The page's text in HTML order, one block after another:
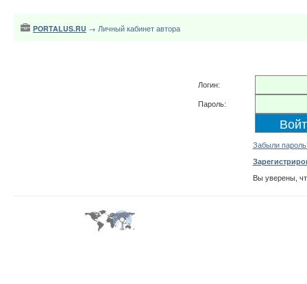
PORTALUS.RU → Личный кабинет автора
Логин:
Пароль:
Забыли
Вы уверены,